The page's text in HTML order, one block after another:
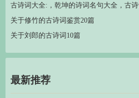
古诗词大全:，乾坤的诗词名句大全，古诗
关于修竹的古诗词鉴赏20篇
关于刘郎的古诗词10篇
最新推荐